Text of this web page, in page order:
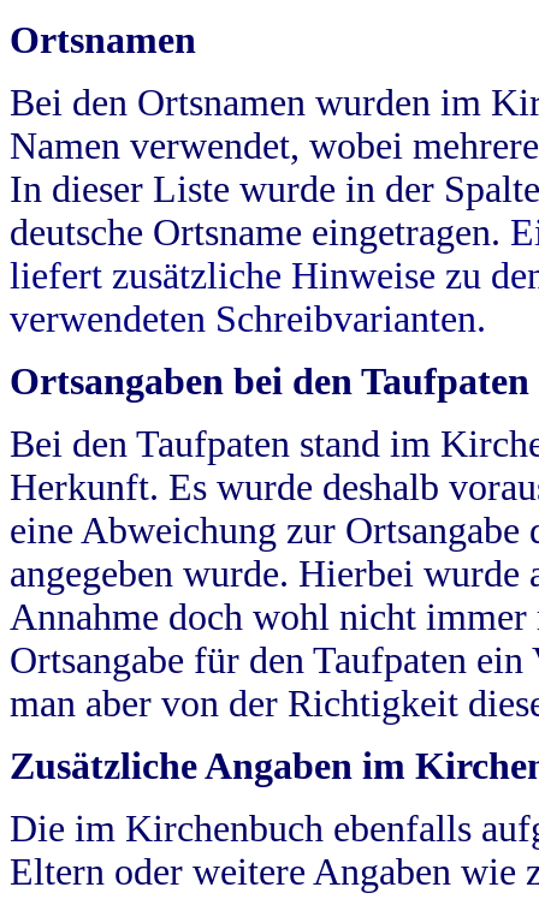
Ortsnamen
Bei den Ortsnamen wurden im
Namen verwendet, wobei
In dieser Liste wurde in der
deutsche Ortsname eingetragen.
liefert zusätzliche Hinweise zu
verwendeten Schreibvarianten.
Ortsangaben bei den Taufpaten
Bei den Taufpaten stand im
Herkunft. Es wurde deshalb
eine Abweichung zur
angegeben wurde. Hierbei wurde
Annahme doch wohl nicht
Ortsangabe für den Taufpaten
man aber von der Richtigkeit
Zusätzliche Angaben im
Die im Kirchenbuch ebenfalls
Eltern oder weitere Angaben wie